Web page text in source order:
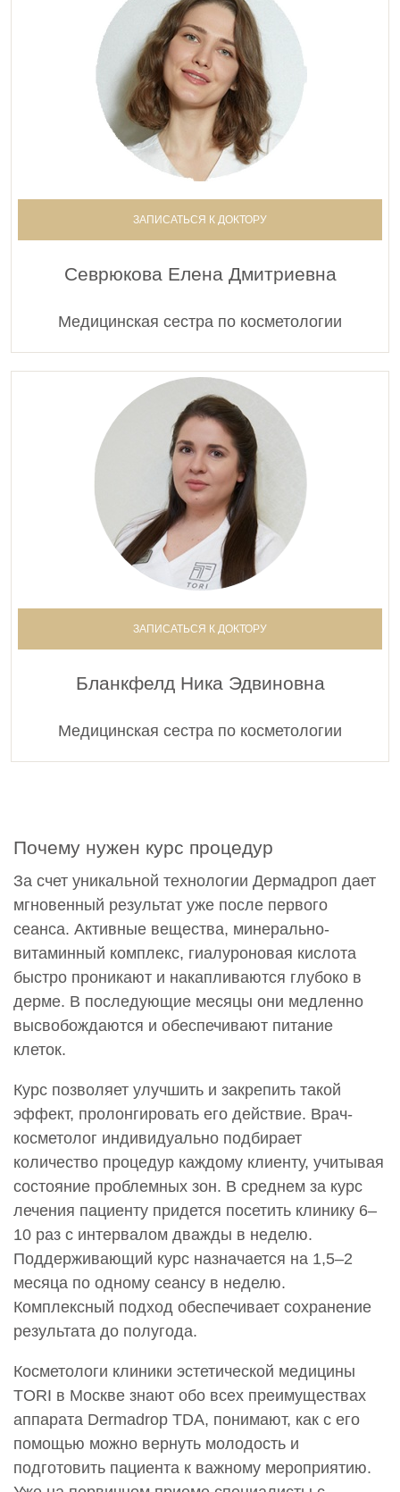
ЗАПИСАТЬСЯ К ДОКТОРУ
Севрюкова Елена Дмитриевна
Медицинская сестра по косметологии
ЗАПИСАТЬСЯ К ДОКТОРУ
Бланкфелд Ника Эдвиновна
Медицинская сестра по косметологии
Почему нужен курс процедур
За счет уникальной технологии Дермадроп дает
мгновенный результат уже после первого
сеанса. Активные вещества, минерально-
витаминный комплекс, гиалуроновая кислота
быстро проникают и накапливаются глубоко в
дерме. В последующие месяцы они медленно
высвобождаются и обеспечивают питание
клеток.
Курс позволяет улучшить и закрепить такой
эффект, пролонгировать его действие. Врач-
косметолог индивидуально подбирает
количество процедур каждому клиенту, учитывая
состояние проблемных зон. В среднем за курс
лечения пациенту придется посетить клинику 6–
10 раз с интервалом дважды в неделю.
Поддерживающий курс назначается на 1,5–2
месяца по одному сеансу в неделю.
Комплексный подход обеспечивает сохранение
результата до полугода.
Косметологи клиники эстетической медицины
TORI в Москве знают обо всех преимуществах
аппарата Dermadrop TDA, понимают, как с его
помощью можно вернуть молодость и
подготовить пациента к важному мероприятию.